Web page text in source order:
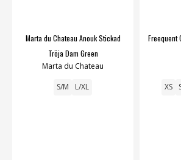
Marta du Chateau Anouk Stickad
Tröja Dam Green
Marta du Chateau
S/M L/XL
Freequent
XS